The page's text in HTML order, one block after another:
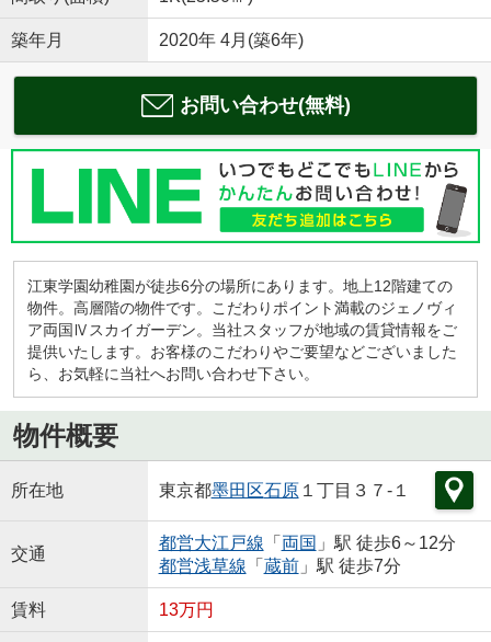
築年月 2020年 4月(築6年)
お問い合わせ(無料)
江東学園幼稚園が徒歩6分の場所にあります。地上12階建ての
物件。高層階の物件です。こだわりポイント満載のジェノヴィ
ア両国Ⅳスカイガーデン。当社スタッフが地域の賃貸情報をご
提供いたします。お客様のこだわりやご要望などございました
ら、お気軽に当社へお問い合わせ下さい。
物件概要
所在地 東京都墨田区石原１丁目３７-１
交通
都営大江戸線 「 両国 」駅 徒歩6～12分
都営浅草線 「 蔵前」駅 徒歩7分
賃料 13万円